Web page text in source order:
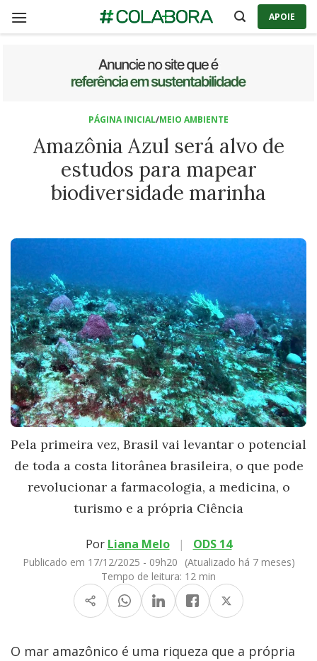
APOIE
PÁGINA INICIAL/MEIO AMBIENTE
Amazônia Azul será alvo de
estudos para mapear
biodiversidade marinha
Pela primeira vez, Brasil vai levantar o potencial
de toda a costa litorânea brasileira, o que pode
revolucionar a farmacologia, a medicina, o
turismo e a própria Ciência
Por Liana Melo | ODS 14
Publicado em 17/12/2025 - 09h20
(Atualizado há 7 meses)
Tempo de leitura: 12 min
O mar amazônico é uma riqueza que a própria